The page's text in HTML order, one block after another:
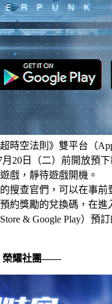
時空法則》雙平台（
月20日（二）前開放預
戲，靜待遊戲開機。
搜查官們，可以在事前
約獎勵的兌換碼，在進
& Google Play）預
耀社團——